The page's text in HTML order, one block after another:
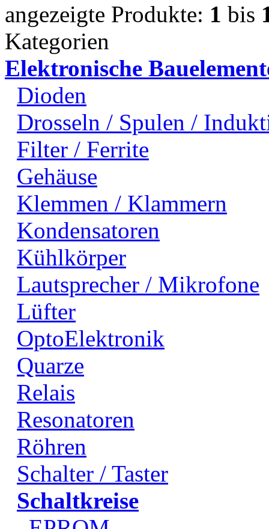
angezeigte Produkte: 1 bis
Kategorien
Elektronische
Dioden
Drosseln / Spulen /
Filter / Ferrite
Gehäuse
Klemmen / Klammern
Kondensatoren
Kühlkörper
Lautsprecher / Mikrofone
Lüfter
OptoElektronik
Quarze
Relais
Resonatoren
Röhren
Schalter / Taster
Schaltkreise